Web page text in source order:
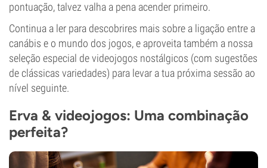
pontuação, talvez valha a pena acender primeiro.
Continua a ler para descobrires mais sobre a ligação entre a
canábis e o mundo dos jogos, e aproveita também a nossa
seleção especial de videojogos nostálgicos (com sugestões
de clássicas variedades) para levar a tua próxima sessão ao
nível seguinte.
Erva & videojogos: Uma combinação
perfeita?